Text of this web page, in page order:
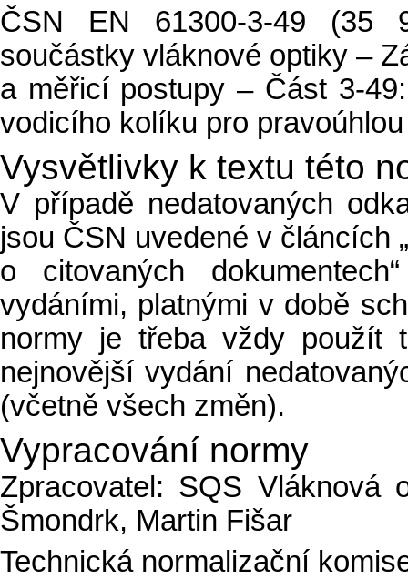
ČSN EN 61300-3-49 (35
součástky vláknové optiky –
a měřicí postupy – Část 3-
vodicího kolíku pro
Vysvětlivky k textu této
V případě nedatovaných
jsou ČSN uvedené v článcích
o citovaných
vydáními, platnými v době
normy je třeba vždy použít
nejnovější vydání
(včetně všech změn).
Vypracování normy
Zpracovatel: SQS Vláknová
Šmondrk, Martin Fišar
Technická normalizační